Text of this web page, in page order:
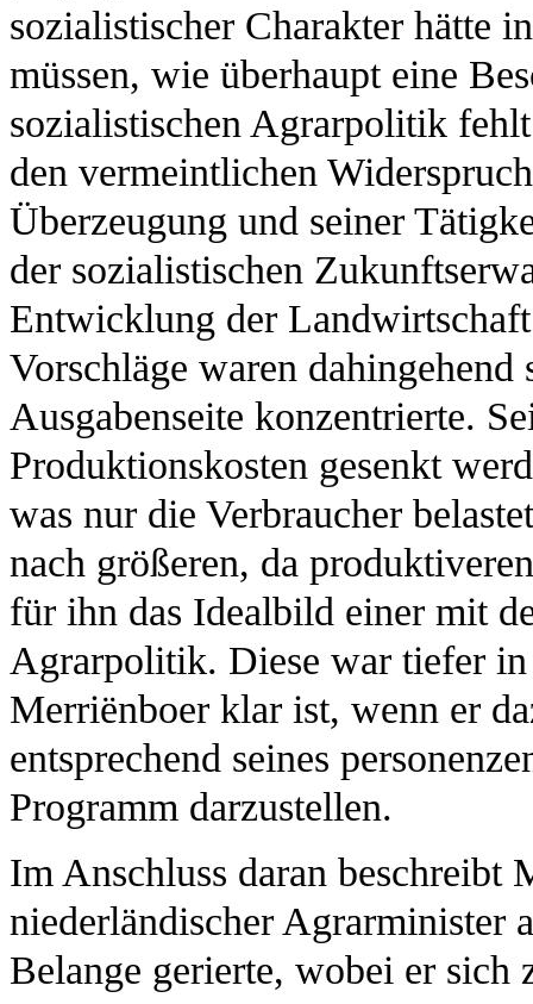
sozialistischer Charakter hätte
müssen, wie überhaupt eine
sozialistischen Agrarpolitik
den vermeintlichen
Überzeugung und seiner
der sozialistischen
Entwicklung der
Vorschläge waren
Ausgabenseite konzentrierte.
Produktionskosten gesenkt
was nur die Verbraucher
nach größeren, da
für ihn das Idealbild einer mit
Agrarpolitik. Diese war tiefer
Merriënboer klar ist, wenn er
entsprechend seines
Programm darzustellen.
Im Anschluss daran beschreibt
niederländischer Agrarminister
Belange gerierte, wobei er